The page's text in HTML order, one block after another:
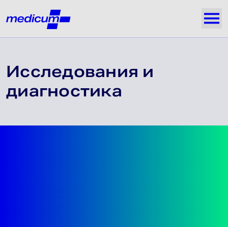
Medicum
Исследования и
диагностика